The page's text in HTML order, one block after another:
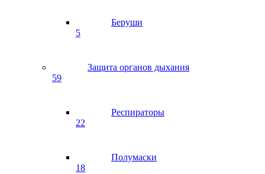
Беруши
5
Защита органов дыхания
59
Респираторы
22
Полумаски
18